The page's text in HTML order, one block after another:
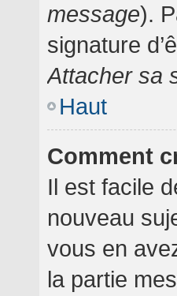
message).
signature
Attacher sa
Haut
Comment
Il est facile
nouveau
vous en
la partie